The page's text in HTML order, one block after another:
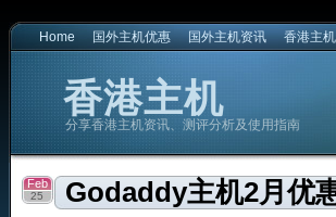
Home 国外主机优惠 国外主机资讯 香港主
香港主机
分享香港主机资讯、测评分析及使用指南
Godaddy主机2月优
Feb
25